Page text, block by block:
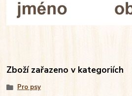
Zboží zařazeno v kategoriích
Pro psy